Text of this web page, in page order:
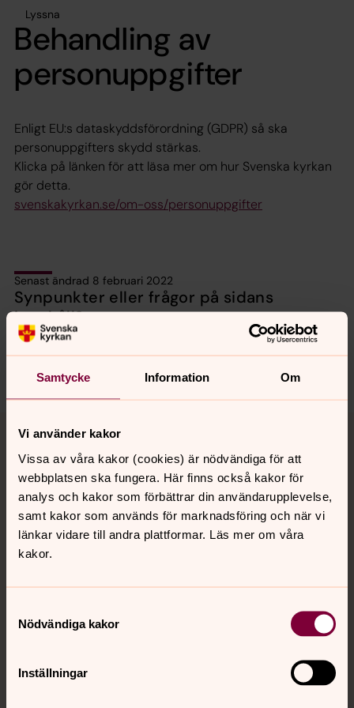
Samtycke Information Om
Vi använder kakor
Vissa av våra kakor (cookies) är nödvändiga för att
webbplatsen ska fungera. Här finns också kakor för
analys och kakor som förbättrar din användarupplevelse,
samt kakor som används för marknadsföring och när vi
länkar vidare till andra plattformar. Läs mer om våra
kakor.
Nödvändiga kakor
Inställningar
Lyssna
Behandling av
personuppgifter
Enligt EU:s dataskyddsförordning (GDPR) så ska
personuppgifters skydd stärkas.
Klicka på länken för att läsa mer om hur Svenska kyrkan
gör detta.
svenskakyrkan.se/om-oss/personuppgifter
Senast ändrad 8 februari 2022
Synpunkter eller frågor på sidans
innehåll?
jukkasjarvi.forsamling@svenskakyrkan.se
Kontakt
Kalender
Hitta snabbt
Sociala kanaler